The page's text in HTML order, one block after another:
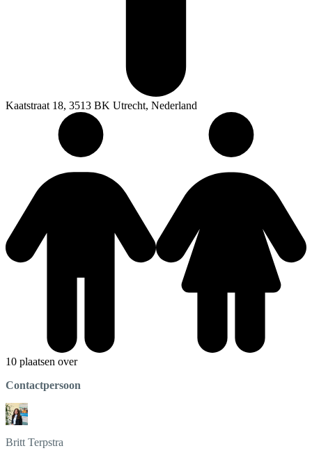
Kaatstraat 18, 3513 BK Utrecht, Nederland
10 plaatsen over
Contactpersoon
Britt Terpstra